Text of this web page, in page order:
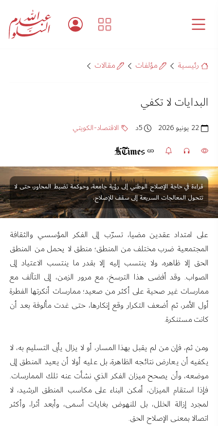
رئيسية مؤلفات مقالات
البدايات لا تكفي
الاقتصاد-الكويتي
قراءة في حاجة الإصلاح الوطني إلى رؤية جامعة، وحوكمة تضبط المحاور، حتى لا
تتحول المعالجات السريعة إلى سقف للإصلاح.
على امتداد عقدين مضيا، تسرّب إلى الفكر المؤسسي والثقافة
المجتمعية ضرب مختلف من المنطق؛ منطق لا يحمل من المنطق
الحق إلا ظاهره، ولا ينتسب إليه إلا بقدر ما ينتسب الاعتياد إلى
الصواب. وقد أفضى هذا الترسخ، مع مرور الزمن، إلى التآلف مع
ممارسات غير صحية على أكثر من صعيد؛ ممارسات أنكرتها الفطرة
أول الأمر، ثم أضعف التكرار وقع إنكارها، حتى غدت مألوفة بعد أن
كانت مستنكرة.
ومن ثم، فإن من لم يقبل بهذا المسار، أو لا يزال يأبى التسليم به، لا
يكفيه أن يعارض نتائجه الظاهرة، بل عليه أولا أن يعيد المنطق إلى
موضعه، وأن يصحح ميزان الفكر الذي نشأت عنه تلك الممارسات.
فإذا استقام الميزان، أمكن البناء على مكاسب المنطق الرشيد، لا
لمجرد إزالة الخلل، بل للنهوض بغايات أسمى، وأبعد أثرا، وأكثر
اتصالا بمعنى الإصلاح الحق.